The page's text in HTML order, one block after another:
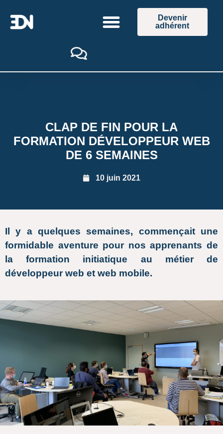
Devenir
adhérent
CLAP DE FIN POUR LA
FORMATION DÉVELOPPEUR WEB
DE 6 SEMAINES
10 juin 2021
Il y a quelques semaines, commençait une
formidable aventure pour nos apprenants de
la formation initiatique au métier de
développeur web et web mobile.